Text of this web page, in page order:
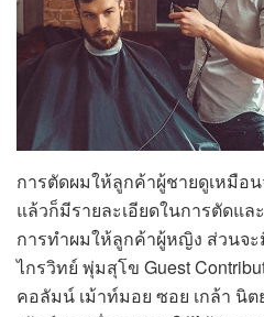
การตัดผมให้ลูกค้าผู้ชายดูเหมือน
แล้วก็มีรายละเอียดในการตัดแ
การทำผมให้ลูกค้าผู้หญิง ส่วนจ
ไกรวิทย์ พุ่มสุโข Guest
คอลัมน์ เม้าท์มอย ซอย เกล้า นิต